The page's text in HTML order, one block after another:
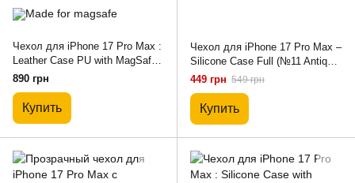
Чехол для iPhone 17 Pro Max :
Leather Case PU with MagSafe
– Dark Cherry
890 грн
Купить
Чехол для iPhone 17 Pro Max –
Silicone Case Full (№11 Antique
White)
449 грн 549 грн
Купить